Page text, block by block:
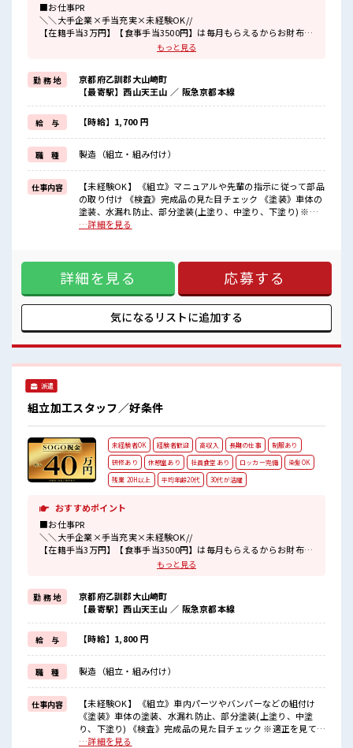
■お仕事PR
＼＼大手企業×手当充実×未経験OK//
【在籍手当3万円】【食事手当3500円】は毎月もらえるからお財布が
＼遠方の方も安心◎寮完備/
◎寮費は「タダ」のワンルーム寮
◎家電付き1R寮
◎駐車場完備/マイカー持ち込みOK
ほかにも...
・赴任時は現地までの移動交通費支給
・寮から自転車やバイク通勤OKの寮もあり※空き状況による
・長岡京駅/京阪淀駅/阪急西山天王山駅から無料送迎バスもあり
さらに大阪で「ハリウッド映画の世界」を体験できるテーマパーク
までは電車で1時間30分ほど♪
大型連休があるので休みの日がワクワクする事間違いなし！
■最短即日入社決定！
■最短2営業日で入寮も可！
※規定有
■職場の雰囲気
《20代・30代の男性スタッフさんも活躍中》
職場の人間関係⇒良好♪
未経験でも安心な就業環境！
社内設備もバッチリ★
#ryo
もっと見る
勤 務 地
京都府乙訓郡大山崎町
【最寄駅】西山天王山 ／ 阪急京都本線
給 与 【時給】1,700 円
職 種 製造（組立・組み付け）
仕事内容
【未経験OK】 《組立》マニュアルや先輩の指示に従って部品
の取り付け 《検査》完成品の見た目チェック 《塗装》車体の
塗装、水漏れ防止、部分塗装(上塗り、中塗り、下塗り) ※適
正を見て、配属先が決定します ※寮アリのお仕事！一人暮ら
月もらえるからお財布が潤いまくり！ ＼遠方の方も安心◎寮
完備/ ◎寮費は「タダ」のワンルーム寮 ◎家電付き1R寮 ◎駐
車場完備/マイカー持ち込みOK ほかにも... ・赴任時は現地ま
での移動交通費支給 ・寮から自転車やバイク通勤OKの寮もあ
り※空き状況による ・長岡京駅/京阪淀駅/阪急西山天王山駅
から無料送迎バスもあり さらに大阪で「ハリウッド映画の世
大型連休があるので休みの日がワクワクする事間違いなし！
■最短即日入社決定！ 条件があえば応募のその日に入社決定
関係⇒良好♪ 未経験でも安心な就業環境！ 社内設備もバッチ
リ★ 売店・食堂・休憩室・ロッカー・自販機・喫煙所・スポ
ットクーラーあり♪ #ryo
…詳細を見る
詳細を見る 応募する
気になるリストに追加する
派遣
組立加工スタッフ／好条件
未経験者OK 経験者歓迎 高収入 長期の仕事
制服あり
研修あり
休憩室あり 社員食堂あり ロッカー完備
染髪OK
残業 20H以上
平均年齢20代 30代が活躍
おすすめポイント
■お仕事PR
＼＼大手企業×手当充実×未経験OK//
【在籍手当3万円】【食事手当3500円】は毎月もらえるからお財布が
手当だけで満足しないで！
高時給1800円～なんです！
月収は44万円以上可！
交替勤務は夜勤手当が付くので稼げる！
こんな好条件迷ってたらモッタイナイ！
通勤方法は自転車やバイク通勤OK！
長岡京/京阪淀駅/阪急西山天王山駅から無料送迎バスも出ているので
ラクチン！
お仕事は組立、
塗装、
溶接等さまざまな部署あり！
フォロー体制バッチリなので未経験の方も安心スタート！
もっと見る
勤 務 地
京都府乙訓郡大山崎町
【最寄駅】西山天王山 ／ 阪急京都本線
給 与 【時給】1,800 円
職 種 製造（組立・組み付け）
仕事内容
【未経験OK】 《組立》車内パーツやバンパーなどの組付け
《塗装》車体の塗装、水漏れ防止、部分塗装(上塗り、中塗
り、下塗り) 《検査》完成品の見た目チェック ※適正を見て、
配属先が決定します ■お仕事PR ＼＼大手企業×手当充実×未
…詳細を見る